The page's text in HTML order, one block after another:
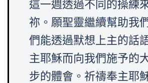
這一週透過不同的操練
祢。願聖靈繼續幫助我
們能透過默想上主的話
主耶穌而向我們施予的
步的體會。祈禱奉主耶